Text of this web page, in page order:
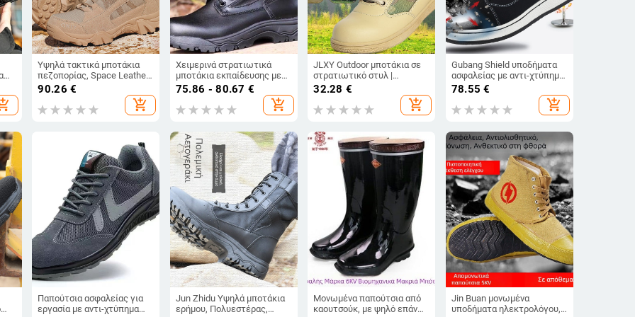
Υψηλά τακτικά μποτάκια
πεζοπορίας, Space Leather,
ανδρικά, κατάλληλα για
τρέξιμο, πεζοπορία και
κατασκήνωση
90.26 €
add_shopping_cart
Χειμερινά στρατιωτικά
μποτάκια εκπαίδευσης με
ζεστή επένδυση από μαλλί
75.86 - 80.67 €
add_shopping_cart
JLXY Outdoor μποτάκια σε
στρατιωτικό στυλ |
Αδιάβροχο ύφασμα, unisex,
για όλες τις ηλικίες, για
προπόνηση και πεζοπορία
32.28 €
add_shopping_cart
Gubang Shield υποδήματα
ασφαλείας με αντι-χτύπημα,
αντι-διάτρηση, μόνωση,
βελούδινο επάνω μέρος,
χαμηλό μοντέλο
78.55 €
add_shopping_cart
Παπούτσια ασφαλείας για
εργασία με αντι-χτύπημα
Jun Zhidu Υψηλά μποτάκια
ερήμου, Πολυεστέρας,
Μονωμένα παπούτσια από
καουτσούκ, με ψηλό επάνω
Jin Buan μονωμένα
υποδήματα ηλεκτρολόγου,